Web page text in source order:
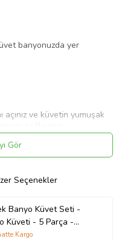
banyonuzda yer
ve küvetin yumuşak
sağlayınız.
bastığından emin
Gör
Seçenekler
Banyo Küvet Seti -
Küveti - 5 Parça -
Hediyeli (Pembe)
Kargo